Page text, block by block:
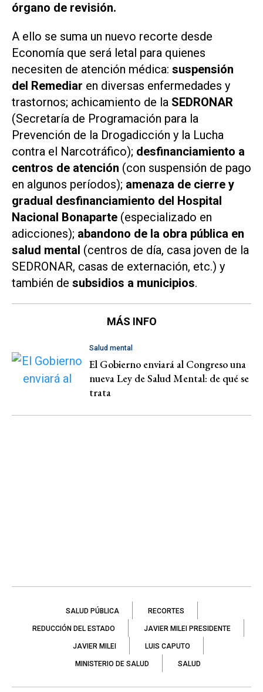
órgano de revisión.
A ello se suma un nuevo recorte desde
Economía que será letal para quienes
necesiten de atención médica: suspensión
del Remediar en diversas enfermedades y
trastornos; achicamiento de la SEDRONAR
(Secretaría de Programación para la
Prevención de la Drogadicción y la Lucha
contra el Narcotráfico); desfinanciamiento a
centros de atención (con suspensión de pago
en algunos períodos); amenaza de cierre y
gradual desfinanciamiento del Hospital
Nacional Bonaparte (especializado en
adicciones); abandono de la obra pública en
salud mental (centros de día, casa joven de la
SEDRONAR, casas de externación, etc.) y
también de subsidios a municipios.
MÁS INFO
Salud mental
El Gobierno enviará al Congreso una
nueva Ley de Salud Mental: de qué se
trata
SALUD PÚBLICA RECORTES
REDUCCIÓN DEL ESTADO JAVIER MILEI PRESIDENTE
JAVIER MILEI LUIS CAPUTO
MINISTERIO DE SALUD SALUD